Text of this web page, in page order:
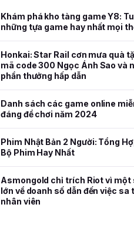
Khám phá kho tàng game Y8:
những tựa game hay nhất mọi
Honkai: Star Rail cơn mưa quà
mã code 300 Ngọc Ánh Sao và
phần thưởng hấp dẫn
Danh sách các game online
đáng để chơi năm 2024
Phim Nhật Bản 2 Người: Tổng
Bộ Phim Hay Nhất
Asmongold chỉ trích Riot vì một
lớn về doanh số dẫn đến việc sa
nhân viên